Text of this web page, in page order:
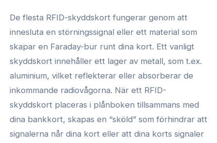
De flesta RFID-skyddskort fungerar genom att
innesluta en störningssignal eller ett material som
skapar en Faraday-bur runt dina kort. Ett vanligt
skyddskort innehåller ett lager av metall, som t.ex.
aluminium, vilket reflekterar eller absorberar de
inkommande radiovågorna. När ett RFID-
skyddskort placeras i plånboken tillsammans med
dina bankkort, skapas en “sköld” som förhindrar att
signalerna når dina kort eller att dina korts signaler